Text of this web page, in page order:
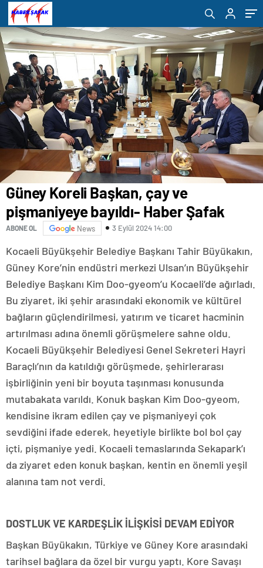
Güney Koreli Başkan, çay ve
pişmaniyeye bayıldı- Haber Şafak
ABONE OL News 3 Eylül 2024 14:00
Kocaeli Büyükşehir Belediye Başkanı Tahir Büyükakın,
Güney Kore’nin endüstri merkezi Ulsan’ın Büyükşehir
Belediye Başkanı Kim Doo-gyeom’u Kocaeli’de ağırladı.
Bu ziyaret, iki şehir arasındaki ekonomik ve kültürel
bağların güçlendirilmesi, yatırım ve ticaret hacminin
artırılması adına önemli görüşmelere sahne oldu.
Kocaeli Büyükşehir Belediyesi Genel Sekreteri Hayri
Baraçlı’nın da katıldığı görüşmede, şehirlerarası
işbirliğinin yeni bir boyuta taşınması konusunda
mutabakata varıldı. Konuk başkan Kim Doo-gyeom,
kendisine ikram edilen çay ve pişmaniyeyi çok
sevdiğini ifade ederek, heyetiyle birlikte bol bol çay
içti, pişmaniye yedi. Kocaeli temaslarında Sekapark’ı
da ziyaret eden konuk başkan, kentin en önemli yeşil
alanına tam not verdi.
DOSTLUK VE KARDEŞLİK İLİŞKİSİ DEVAM EDİYOR
Başkan Büyükakın, Türkiye ve Güney Kore arasındaki
tarihsel bağlara da özel bir vurgu yaptı. Kore Savaşı